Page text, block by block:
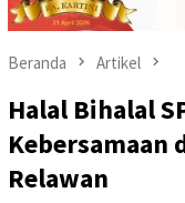
Beranda Artikel
Halal Bihalal
Kebersamaan
Relawan